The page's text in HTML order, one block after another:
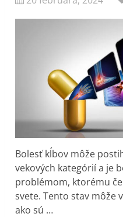
Bolesť kĺbov môže
vekových kategórií a je
problémom, ktorému
svete. Tento stav môže
ako sú …